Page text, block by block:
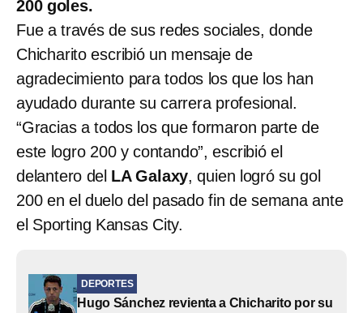
200 goles.
Fue a través de sus redes sociales, donde
Chicharito escribió un mensaje de
agradecimiento para todos los que los han
ayudado durante su carrera profesional.
“Gracias a todos los que formaron parte de
este logro 200 y contando”, escribió el
delantero del LA Galaxy, quien logró su gol
200 en el duelo del pasado fin de semana ante
el Sporting Kansas City.
DEPORTES
Hugo Sánchez revienta a Chicharito por su